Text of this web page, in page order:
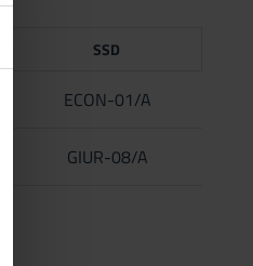
SSD
ECON-01/A
GIUR-08/A